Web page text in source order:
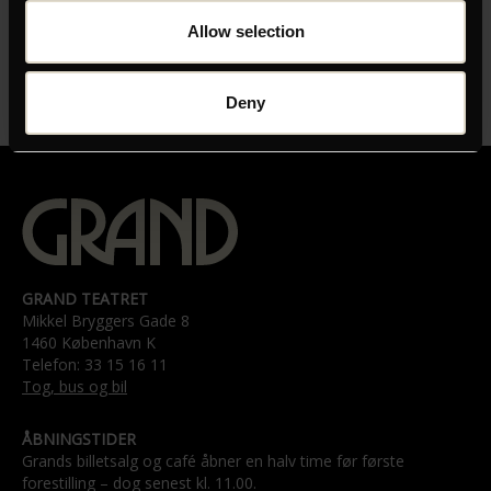
Allow selection
Deny
Léa Drucker, Yoann Blanc, Guslagie Malanda
UNDERTEKSTER
Fransk tale med danske undertekster
GRAND TEATRET
Mikkel Bryggers Gade 8
1460 København K
Telefon: 33 15 16 11
Tog, bus og bil
ÅBNINGSTIDER
Grands billetsalg og café åbner en halv time før første
forestilling – dog senest kl. 11.00.